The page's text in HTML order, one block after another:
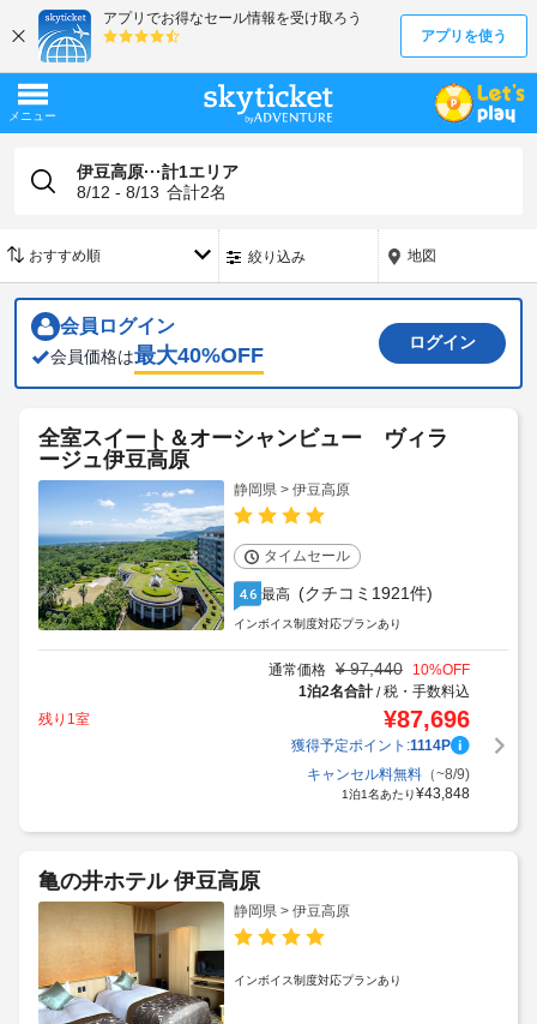
伊豆高原···計1エリア
8/12 - 8/13 合計2名
絞り込み 地図
会員ログイン
会員価格は最大40%OFF
ログイン
全室スイート＆オーシャンビュー ヴィラ
ージュ伊豆高原
静岡県 > 伊豆高原
タイムセール
4.6 最高 (クチコミ1921件)
インボイス制度対応プランあり
通常価格 ¥ 97,440 10%OFF
1泊2名合計/税・手数料込
残り1室
¥87,696
獲得予定ポイント:1114P
キャンセル料無料（~8/9)
1泊1名あたり¥43,848
亀の井ホテル 伊豆高原
静岡県 > 伊豆高原
インボイス制度対応プランあり